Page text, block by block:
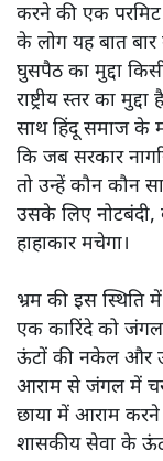
करने की एक
के लोग यह बात बार
घुसपैठ का मुद्दा
राष्ट्रीय स्तर का
साथ हिंदू समाज के
कि जब सरकार
तो उन्हें कौन कौन
उसके लिए
हाहाकार मचेगा।
भ्रम की इस
एक कारिंदे को
ऊंटों की नकेल और
आराम से जंगल में
छाया में आराम करने
शासकीय सेवा के